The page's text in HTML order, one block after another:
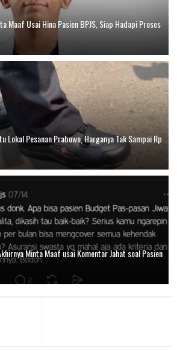
Maaf Usai Hina Pasien BPJS, Siap Hadapi Proses
Lokal Pesanan Prabowo, Harganya Tak Sampai Rp
Minta Maaf usai Komentar Jahat soal Pasien